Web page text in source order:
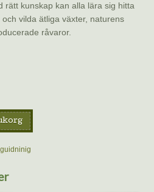
rätt kunskap kan alla lära sig hitta
vilda ätliga växter, naturens
råvaror.